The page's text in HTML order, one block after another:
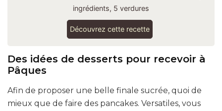
ingrédients, 5 verdures
Découvrez cette recette
Des idées de desserts pour recevoir à
Pâques
Afin de proposer une belle finale sucrée, quoi de
mieux que de faire des pancakes. Versatiles, vous